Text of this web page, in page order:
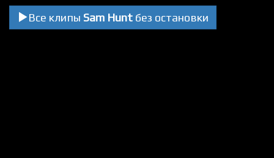
Все клипы Sam Hunt без остановки